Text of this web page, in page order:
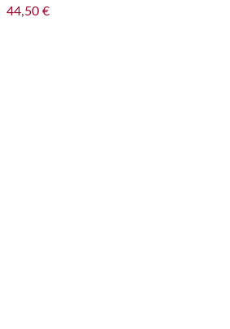
44,50 €